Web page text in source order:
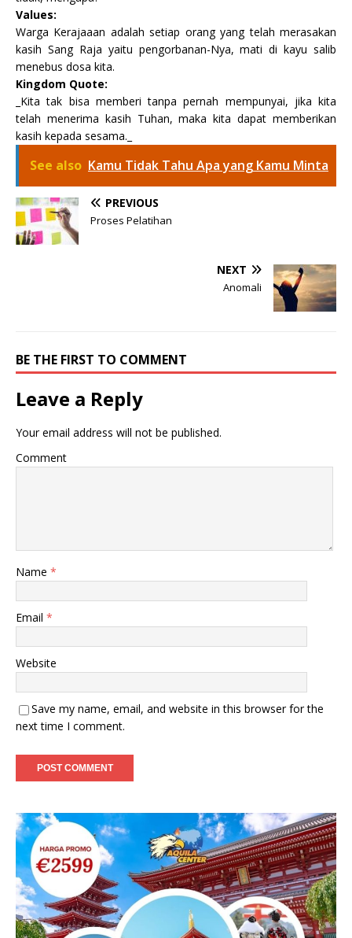
Values:
Warga Kerajaaan adalah setiap orang yang telah merasakan
kasih Sang Raja yaitu pengorbanan-Nya, mati di kayu salib
menebus dosa kita.
Kingdom Quote:
_Kita tak bisa memberi tanpa pernah mempunyai, jika kita
telah menerima kasih Tuhan, maka kita dapat memberikan
kasih kepada sesama._
See also Kamu Tidak Tahu Apa yang Kamu Minta
PREVIOUS
Proses Pelatihan
NEXT
Anomali
BE THE FIRST TO COMMENT
Leave a Reply
Your email address will not be published.
Comment
Name *
Email *
Website
Save my name, email, and website in this browser for the
next time I comment.
t
e
n
a
t
i